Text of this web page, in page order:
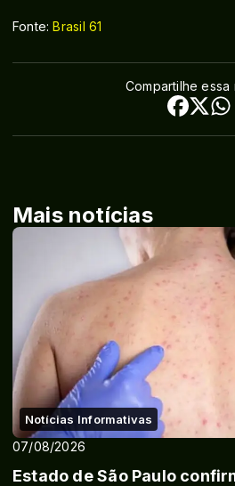
Fonte:Brasil 61
Compartilhe essa
Mais notícias
Notícias Informativas
07/08/2026
Estado de São Paulo